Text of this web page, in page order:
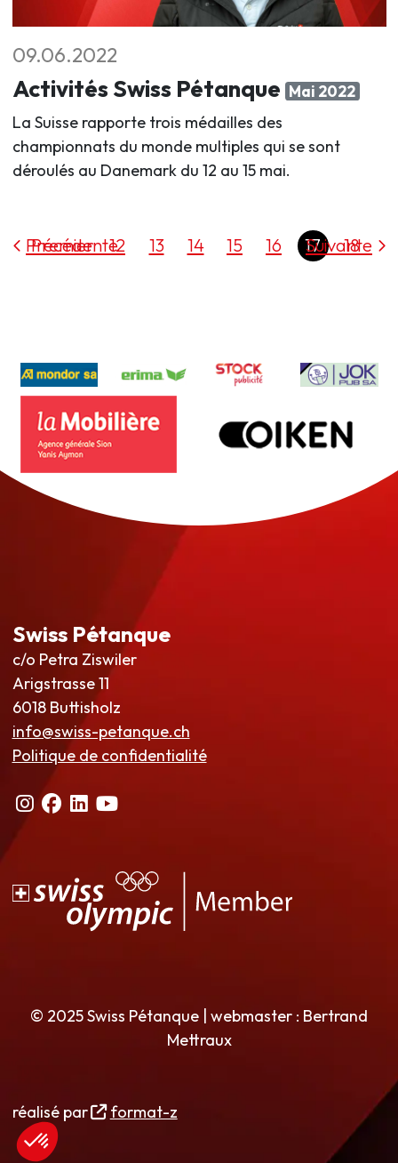
09.06.2022
Activités Swiss Pétanque Mai 2022
La Suisse rapporte trois médailles des
championnats du monde multiples qui se sont
déroulés au Danemark du 12 au 15 mai.
Précédente
Premier 12 13 14 15 16 17 18
Suivante
Swiss Pétanque
c/o Petra Ziswiler
Arigstrasse 11
6018 Buttisholz
info@swiss-petanque.ch
Politique de confidentialité
© 2025 Swiss Pétanque | webmaster : Bertrand
Mettraux
réalisé par format-z